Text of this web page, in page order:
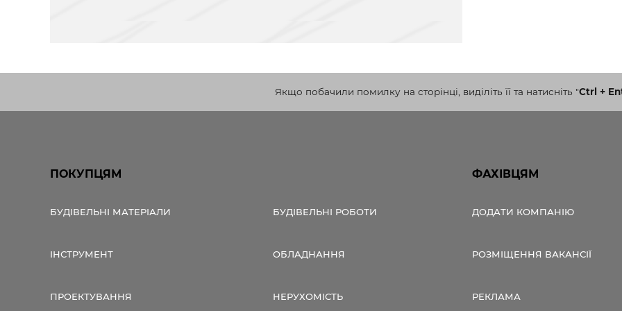
Якщо побачили помилку на сторінці, виділіть її та натисніть "Ctrl +
ПОКУПЦЯМ
БУДІВЕЛЬНІ МАТЕРІАЛИ БУДІВЕЛЬНІ РОБОТИ
ІНСТРУМЕНТ ОБЛАДНАННЯ
ПРОЕКТУВАННЯ НЕРУХОМІСТЬ
ФАХІВЦЯМ
ДОДАТИ КОМПАНІЮ
РОЗМІЩЕННЯ ВАКАНСІЇ
РЕКЛАМА